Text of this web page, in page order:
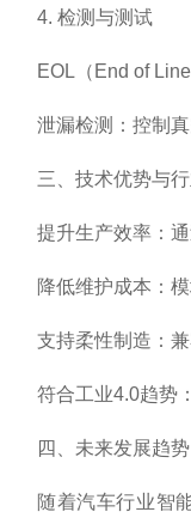
4. 检测与测试
EOL（End of
泄漏检测：控制
三、技术优势与
提升生产效率：
降低维护成本：
支持柔性制造：
符合工业4.0趋势
四、未来发展趋势
随着汽车行业智